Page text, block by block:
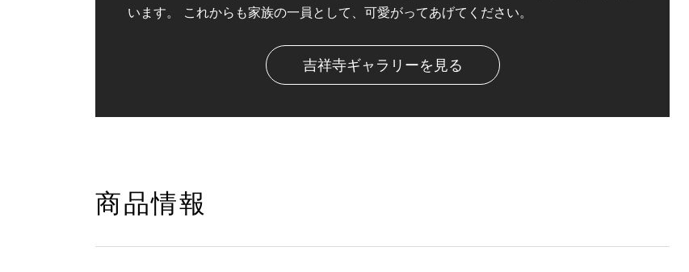
います。 これからも家族の一員として、可愛がってあげてください。
吉祥寺ギャラリーを見る
商品情報